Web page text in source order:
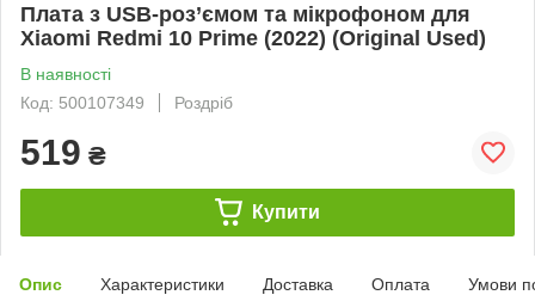
Плата з USB-роз’ємом та мікрофоном для
Xiaomi Redmi 10 Prime (2022) (Original Used)
В наявності
Код: 500107349
Роздріб
519 ₴
Купити
Опис Характеристики Доставка Оплата Умови